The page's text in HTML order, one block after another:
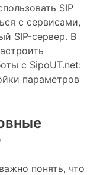
SIP
с сервисами,
SIP-сервер. В
с SipoUT.net:
параметров
понять, что